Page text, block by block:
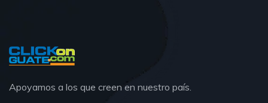
Apoyamos a los que creen en nuestro país.